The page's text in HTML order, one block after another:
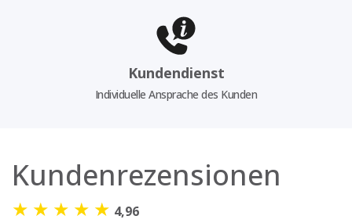
Kundendienst
Individuelle Ansprache des Kunden
Kundenrezensionen
★ ★ ★ ★ ★ 4,96